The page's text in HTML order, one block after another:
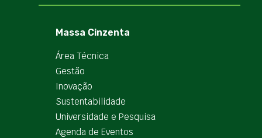
Massa Cinzenta
Área Técnica
Gestão
Inovação
Sustentabilidade
Universidade e Pesquisa
Agenda de Eventos